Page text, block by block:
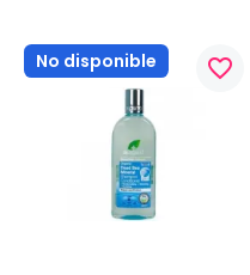
No disponible favorite_border